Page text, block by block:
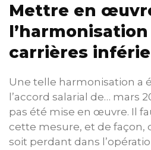
Mettre en
carrières
Une telle harmonisation a
l’accord salarial de… mars
pas été mise en œuvre. Il
cette mesure, et de façon,
soit perdant dans